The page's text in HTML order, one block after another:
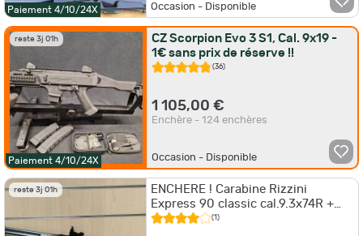
Paiement 4/10/24X Occasion - Disponible
reste 3j 01h
Paiement 4/10/24X
CZ Scorpion Evo 3 S1, Cal. 9x19 -
1€ sans prix de réserve !!
(36)
1 105,00 €
Enchère - 124 enchères
Occasion - Disponible
reste 3j 01h
ENCHERE ! Carabine Rizzini
Express 90 classic cal.9.3x74R +
point rouge panoramique
(1)